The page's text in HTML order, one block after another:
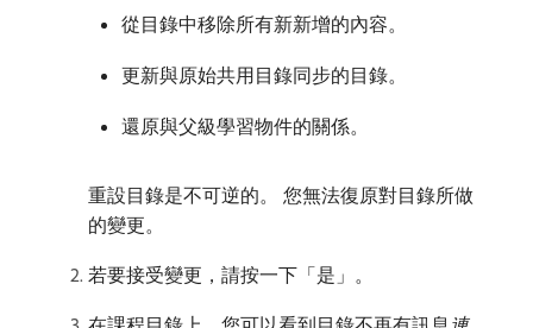
從目錄中移除所有新新增的內容。
更新與原始共用目錄同步的目錄。
還原與父級學習物件的關係。
重設目錄是不可逆的。 您無法復原對目錄所做
的變更。
若要接受變更，請按一下「是」。